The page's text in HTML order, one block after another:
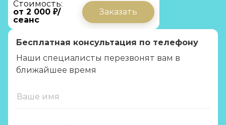
Стоимость:
от 2 000 ₽/
сеанс
Заказать
Бесплатная консультация по телефону
Наши специалисты перезвонят вам в
ближайшее время